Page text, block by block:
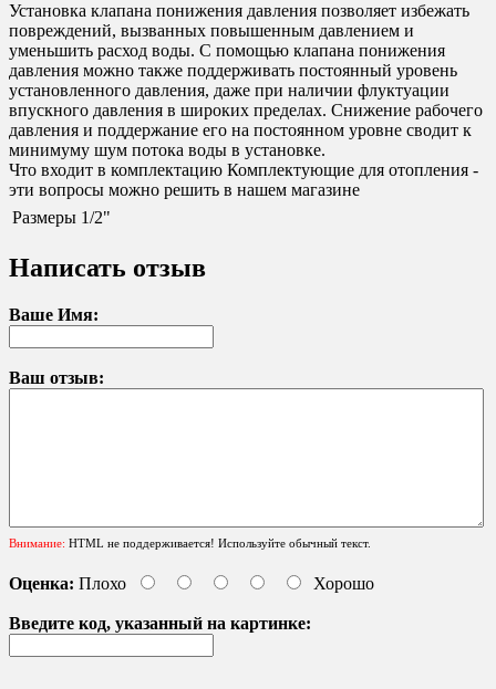
Установка клапана понижения давления позволяет избежать
повреждений, вызванных повышенным давлением и
уменьшить расход воды. С помощью клапана понижения
давления можно также поддерживать постоянный уровень
установленного давления, даже при наличии флуктуации
впускного давления в широких пределах. Снижение рабочего
давления и поддержание его на постоянном уровне сводит к
минимуму шум потока воды в установке.
Что входит в комплектацию Комплектующие для отопления -
эти вопросы можно решить в нашем магазине
Размеры 1/2"
Написать отзыв
Ваше Имя:
Ваш отзыв:
Внимание: HTML не поддерживается! Используйте обычный текст.
Оценка: Плохо Хорошо
Введите код, указанный на картинке: